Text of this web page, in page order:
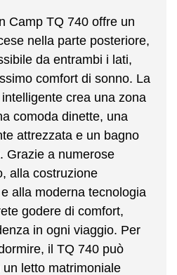
Camp TQ 740 offre un
nella parte posteriore,
da entrambi i lati,
comfort di sonno. La
crea una zona
comoda dinette, una
attrezzata e un bagno
Grazie a numerose
alla costruzione
alla moderna tecnologia
godere di comfort,
in ogni viaggio. Per
il TQ 740 può
letto matrimoniale